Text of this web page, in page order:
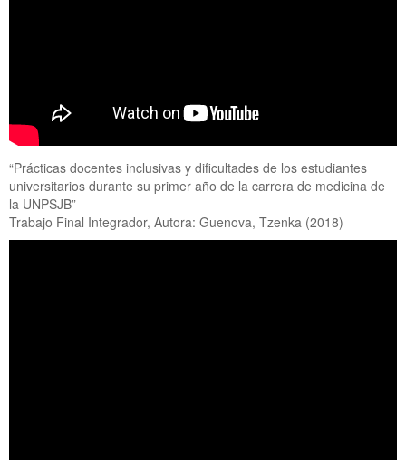
“Prácticas docentes inclusivas y dificultades de los estudiantes
universitarios durante su primer año de la carrera de medicina de
la UNPSJB”
Trabajo Final Integrador, Autora: Guenova, Tzenka (2018)